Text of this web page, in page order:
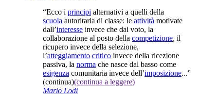
“Ecco i principi alternativi a quelli della
scuola autoritaria di classe: le attività motivate
dall’interesse invece che dal voto, la
collaborazione al posto della competizione, il
ricupero invece della selezione,
l’atteggiamento critico invece della ricezione
passiva, la norma che nasce dal basso come
esigenza comunitaria invece dell’imposizione...”
(continua)(continua a leggere)
Mario Lodi